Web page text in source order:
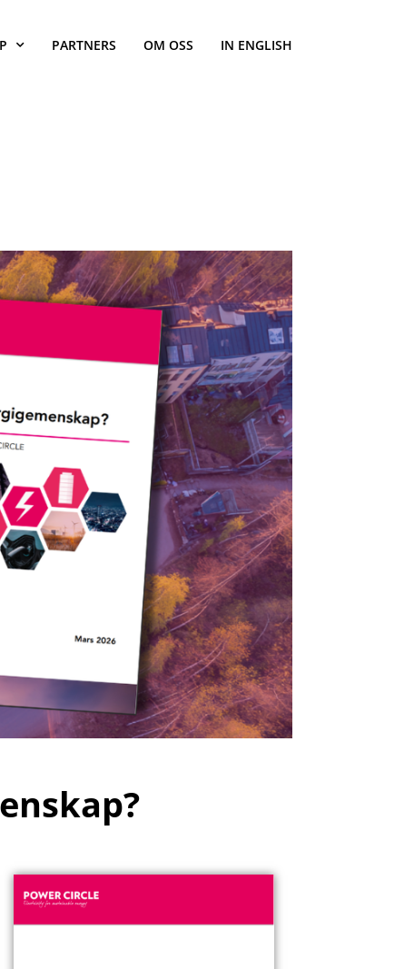
PARTNERS OM OSS IN ENGLISH